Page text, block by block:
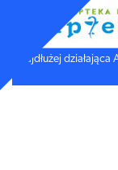
Najdłużej